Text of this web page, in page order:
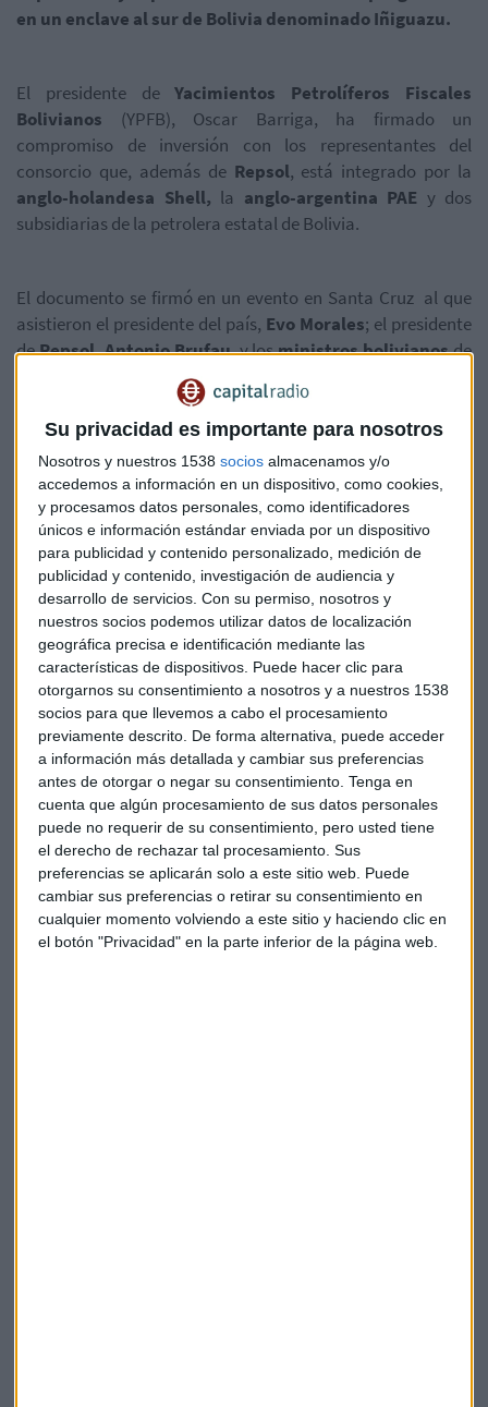
Su privacidad es importante para nosotros
Nosotros y nuestros 1538 socios almacenamos y/o
accedemos a información en un dispositivo, como cookies,
y procesamos datos personales, como identificadores
únicos e información estándar enviada por un dispositivo
para publicidad y contenido personalizado, medición de
publicidad y contenido, investigación de audiencia y
desarrollo de servicios. Con su permiso, nosotros y
nuestros socios podemos utilizar datos de localización
geográfica precisa e identificación mediante las
características de dispositivos. Puede hacer clic para
otorgarnos su consentimiento a nosotros y a nuestros 1538
socios para que llevemos a cabo el procesamiento
previamente descrito. De forma alternativa, puede acceder
a información más detallada y cambiar sus preferencias
antes de otorgar o negar su consentimiento. Tenga en
cuenta que algún procesamiento de sus datos personales
puede no requerir de su consentimiento, pero usted tiene
el derecho de rechazar tal procesamiento. Sus
preferencias se aplicarán solo a este sitio web. Puede
cambiar sus preferencias o retirar su consentimiento en
cualquier momento volviendo a este sitio y haciendo clic en
el botón "Privacidad" en la parte inferior de la página web.
en un enclave al sur de Bolivia denominado Iñiguazu.
El presidente deYacimientos Petrolíferos Fiscales
Bolivianos (YPFB), Oscar Barriga, ha firmado un
compromiso de inversión con los representantes del
consorcio que, además de Repsol, está integrado por la
anglo-holandesa Shell, la anglo-argentina PAE y dos
subsidiarias de la petrolera estatal de Bolivia.
El documento se firmó en un evento en Santa Cruz al que
asistieron el presidente del país, Evo Morales; el presidente
deRepsol, Antonio Brufau, y losministros bolivianosde
Hidrocarburos
En el evento se anunciaron los términos del contrato de
servicios bajo el cual se desarrollará la operación del bloque
Iñiguazu, que cuenta con una extensión de644 kilómetros
cuadrados.
El área tiene un potencial de tres billones de pies de cúbicos
de gas y si la exploración tiene éxito, aportará una renta al
Estado de6.000 millones de dólaresen los próximos años.
YPFB también ha firmado compromisos de inversión con la
brasileñaPetrobrasy YPFB Chaco para la exploración y
explotación de gas en las áreas San Telmo Norte y Astillero.
EnSan Telmo, el compromiso de inversión asciende a
millones de dólaresy se calcula que tendrá una
producción de 10 millones de metros cúbicosdiarios de
gas.